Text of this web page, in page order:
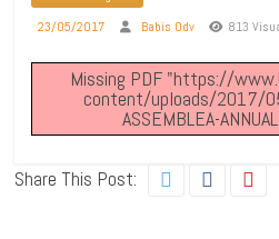
23/05/2017
Babis Odv 813
Missing PDF "https://
content/uploads/2017/
ASSEMBLEA-
Share This Post: